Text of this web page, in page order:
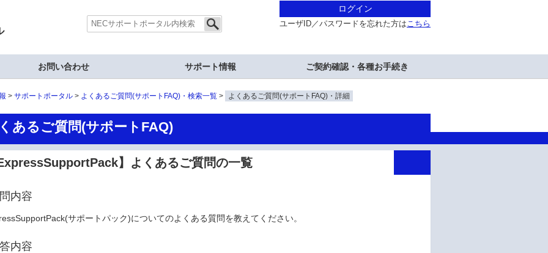
ログイン
ユーザID／パスワードを忘れた方はこちら
お問い合わせ サポート情報 ご契約確認・各種お手続き
サポートポータル よくあるご質問(サポートFAQ)・検索一覧 よくあるご質問(サポートFAQ)・詳細
あるご質問(サポートFAQ)
】よくあるご質問の一覧
内容
サポートパック)についてのよくある質問を教えてください。
内容